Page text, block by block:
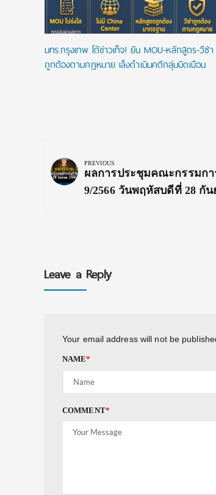
มทร.กรุงเทพ โต้ข่าวเท็จ! ยัน MOU-หลักสูตร-วีซ่า
ถูกต้องตามกฎหมาย เล็งดำเนินคดีกลุ่มบิดเบือน
navigation
PREVIOUS
Previous
Post:
ผลการประชุมคณะกรรมก
9/2566 วันพฤหัสบดีที่ 28 กัน
Leave a Reply
Your email address will not be
NAME*
COMMENT*